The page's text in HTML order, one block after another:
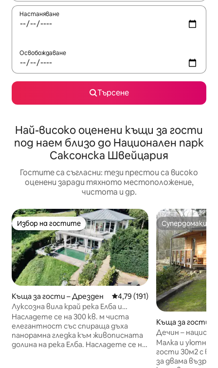
Настаняване
Освобождаване
Търсене
Най-високо оценени къщи за гости
под наем близо до Национален парк
Саксонска Швейцария
Гостите са съгласни: тези престои са високо
оценени заради тяхното местоположение,
чистота и др.
Избор на гостите
Избор на гостите
Къща за гости – Дрезден Средна оценка: 4,79 от 5,
4,79 (191)
Луксозна вила край река Елба и
басейн/джакузи и парти шале
Насладете се на 300 кв. м чиста
елегантност със спираща дъха
панорамна гледка към живописната
долина на река Елба. Насладете се на
Супердомакин
Супердомакин
Къща за гости –
Дечин –
Швейцария“
Малка и уютна
гости 30м2 с
за двама